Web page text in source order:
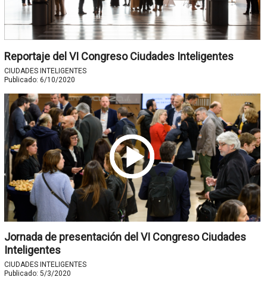
Reportaje del VI Congreso Ciudades Inteligentes
CIUDADES INTELIGENTES
Publicado: 6/10/2020
Jornada de presentación del VI Congreso Ciudades
Inteligentes
CIUDADES INTELIGENTES
Publicado: 5/3/2020